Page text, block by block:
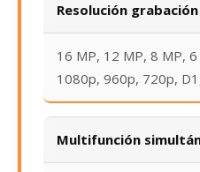
Resolución grabación
16 MP, 12 MP, 8 MP,
1080p, 960p, 720p,
Multifunción